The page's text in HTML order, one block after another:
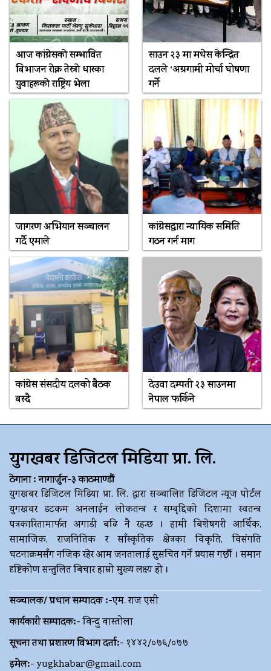
आज कांग्रेसकाे सम्भावित
बिभाजन राेक्न तेस्राे धारका
युवाहरूकाे राष्ट्रिय भेला
साउन २३ मा मधेस केन्द्रित
दलले ‘अग्रगामी मोर्चा घोषणा
गर्ने
जागरण अभियान सञ्चालन
गर्दै एमाले
कांग्रेसद्वारा न्यायिक समिति
गठन गर्न माग
कांग्रेस संसदीय दलको बैठक
बस्दै
देउवा दम्पती २३ साउनमा
नेपाल फर्किने
युगखबर डिजिटल मिडिया प्रा. लि.
ठेगाना : नागार्जुन-३ काठमाण्डौं
युगखबर डिजिटल मिडिया प्रा. लि. द्धारा सञ्चालित डिजिटल न्यूज पोर्टल
युगखवर डटकम अनलाईन लोकतन्त्र र सम्बृद्दिको दिशामा स्वतन्त्र
पत्रकारितामार्फत अगाडी बढि नै रहन्छ । हामी बिशेषगरी आर्थिक,
सामाजिक, राजनितिक र साँस्कृतिक क्षेत्रका विकृति, विसंगति
घटनाक्रमसँग नजिक रहेर आम जनतालाई सुसचित गर्ने प्रयास गर्छौ । समान
दृष्टिकोण सन्तुलित बिचार हाम्रो मुख्य लक्ष्य हो ।
सञ्चालक/ प्रधान सम्पादक :-एम. राज एसी
कार्यकारी सम्पादक:-विन्दु वास्तोला
सूचना तथा प्रशारण विभाग दर्ता:- १४४२/०७६/०७७
इमेल:- yugkhabar@gmail.com